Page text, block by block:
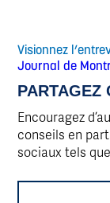
Visionnez
Journal de
PARTAGEZ
Encouragez
conseils en
sociaux tels